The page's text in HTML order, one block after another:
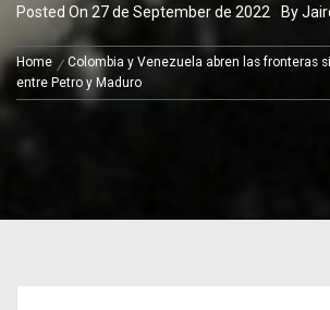
Posted On 27 de September de 2022 By
Home
Colombia y Venezuela abren las fronteras
entre Petro y Maduro